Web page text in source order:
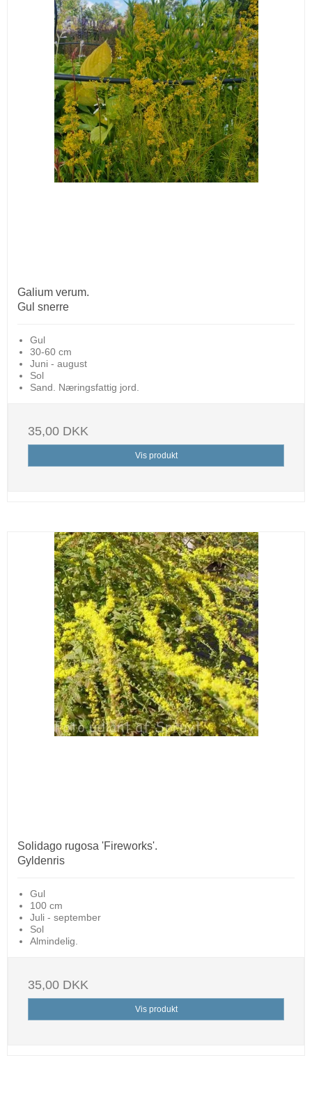
Galium verum.
Gul snerre
Gul
30-60 cm
Juni - august
Sol
Sand. Næringsfattig jord.
35,00 DKK
Vis produkt
Solidago rugosa 'Fireworks'.
Gyldenris
Gul
100 cm
Juli - september
Sol
Almindelig.
35,00 DKK
Vis produkt